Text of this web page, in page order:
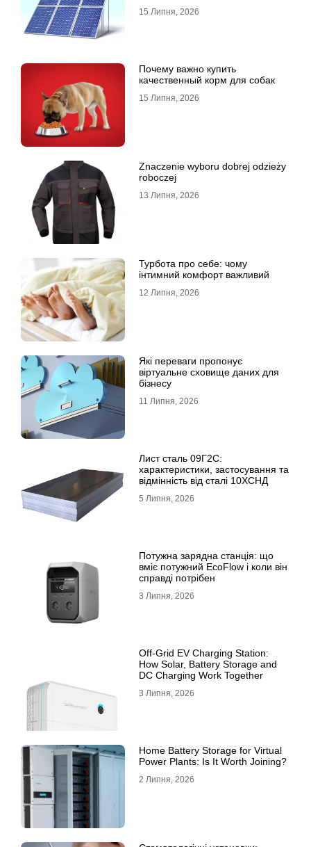
15 Липня, 2026
Почему важно купить
качественный корм для собак
15 Липня, 2026
Znaczenie wyboru dobrej odzieży
roboczej
13 Липня, 2026
Турбота про себе: чому
інтимний комфорт важливий
12 Липня, 2026
Які переваги пропонує
віртуальне сховище даних для
бізнесу
11 Липня, 2026
Лист сталь 09Г2С:
характеристики, застосування та
відмінність від сталі 10ХСНД
5 Липня, 2026
Потужна зарядна станція: що
вміє потужний EcoFlow і коли він
справді потрібен
3 Липня, 2026
Off-Grid EV Charging Station:
How Solar, Battery Storage and
DC Charging Work Together
3 Липня, 2026
Home Battery Storage for Virtual
Power Plants: Is It Worth Joining?
2 Липня, 2026